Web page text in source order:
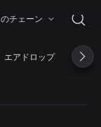
チェーン
エアドロップ DeFi